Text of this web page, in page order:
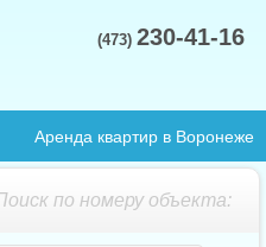
(473) 230-41-16
Аренда квартир в Воронеже
по номеру объекта: